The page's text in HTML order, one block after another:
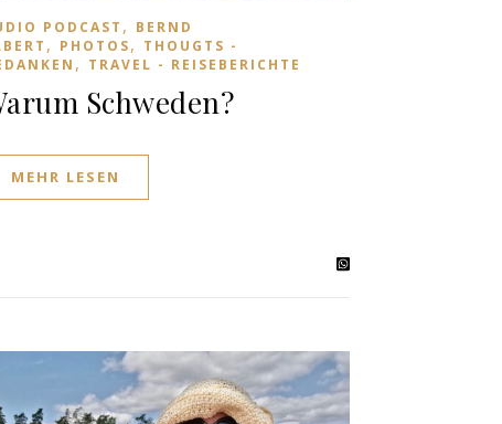
PODCAST , BERND
, PHOTOS, THOUGTS -
, TRAVEL - REISEBERICHTE
Schweden?
MEHR LESEN